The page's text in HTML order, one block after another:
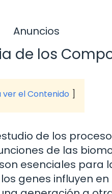
Anuncios
de los
el Contenido
de los
de las
esenciales para
genes influyen